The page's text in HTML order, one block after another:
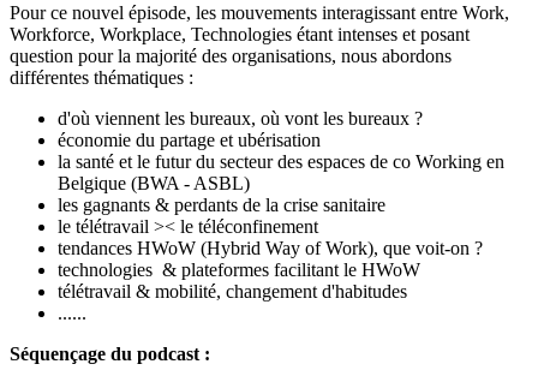
Pour ce nouvel épisode, les mouvements interagissant entre Work,
Workforce, Workplace, Technologies étant intenses et posant
question pour la majorité des organisations, nous abordons
différentes thématiques :
d'où viennent les bureaux, où vont les bureaux ?
économie du partage et ubérisation
la santé et le futur du secteur des espaces de co Working en
Belgique (BWA - ASBL)
les gagnants & perdants de la crise sanitaire
le télétravail >< le téléconfinement
tendances HWoW (Hybrid Way of Work), que voit-on ?
technologies & plateformes facilitant le HWoW
télétravail & mobilité, changement d'habitudes
......
Séquençage du podcast :